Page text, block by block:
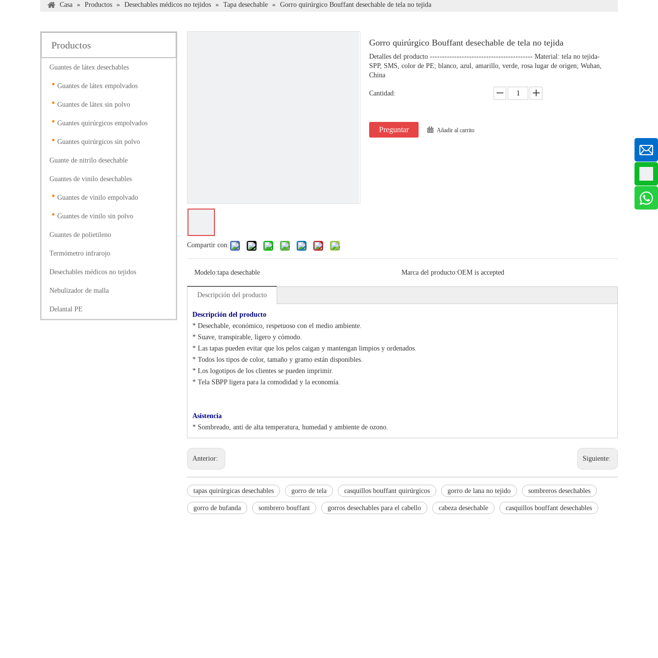
Casa » Productos » Desechables médicos no tejidos » Tapa desechable » Gorro quirúrgico Bouffant desechable de tela no tejida
Productos
Guantes de látex desechables
Guantes de látex empolvados
Guantes de látex sin polvo
Guantes quirúrgicos empolvados
Guantes quirúrgicos sin polvo
Guante de nitrilo desechable
Guantes de vinilo desechables
Guantes de vinilo empolvado
Guantes de vinilo sin polvo
Guantes de polietileno
Termómetro infrarojo
Desechables médicos no tejidos
Nebulizador de malla
Delantal PE
Compartir con:
Gorro quirúrgico Bouffant desechable de tela no tejida
Detalles del producto ------------------------------------------ Material: tela no tejida-
SPP, SMS, color de PE; blanco, azul, amarillo, verde, rosa lugar de origen; Wuhan,
China
Cantidad:
Preguntar Añadir al carrito
Modelo:tapa desechable Marca del producto:OEM is accepted
Descripción del producto
Descripción del producto
* Desechable, económico, respetuoso con el medio ambiente.
* Suave, transpirable, ligero y cómodo.
* Las tapas pueden evitar que los pelos caigan y mantengan limpios y ordenados.
* Todos los tipos de color, tamaño y gramo están disponibles.
* Los logotipos de los clientes se pueden imprimir.
* Tela SBPP ligera para la comodidad y la economía.
Asistencia
* Sombreado, anti de alta temperatura, humedad y ambiente de ozono.
Anterior: Siguiente:
tapas quirúrgicas desechables gorro de tela casquillos bouffant quirúrgicos gorro de lana no tejido sombreros desechables
gorro de bufanda sombrero bouffant gorros desechables para el cabello cabeza desechable casquillos bouffant desechables